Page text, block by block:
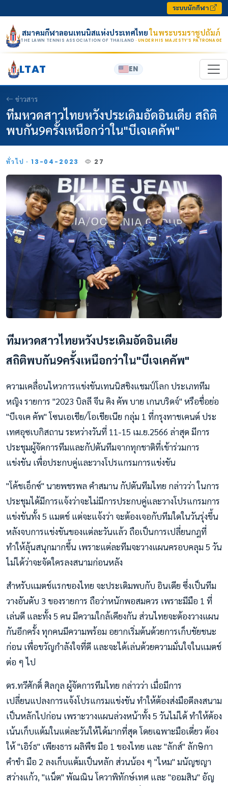
ระบบนักกีฬา
สมาคมกีฬาลอนเทนนิสแห่งประเทศไทยในพระบรมราชูปถัมภ์
THE LAWN TENNIS ASSOCIATION OF THAILAND · UNDER HIS MAJESTY’S PATRONAGE
LTAT EN
ข่าวสาร
ทีมหวดสาวไทยหวังประเดิมอัดอินเดีย สถิติ
พบกัน9ครั้งเหนือกว่าใน"บีเจเคคัพ"
ทั่วไป · 13-04-2023 27
ทีมหวดสาวไทยหวังประเดิมอัดอินเดีย
สถิติพบกัน9ครั้งเหนือกว่าใน"บีเจเคคัพ"
ความเคลื่อนไหวการแข่งขันเทนนิสชิงแชมป์โลก ประเภททีม
หญิง รายการ "2023 บิลลี จีน คิง คัพ บาย เกนบริดจ์" หรือชื่อย่อ
"บีเจเค คัพ" โซนเอเชีย/โอเชียเนีย กลุ่ม 1 ที่กรุงทาชเคนต์ ประ
เทศอุซเบกิสถาน ระหว่างวันที่ 11-15 เม.ย.2566 ล่าสุด มีการ
ประชุมผู้จัดการทีมและกัปตันทีมจากทุกชาติที่เข้าร่วมการ
แข่งขัน เพื่อประกบคู่และวางโปรแกรมการแข่งขัน
"โค้ชเอ็กซ์" นายพชรพล คำสมาน กัปตันทีมไทย กล่าวว่า ในการ
ประชุมได้มีการแจ้งว่าจะไม่มีการประกบคู่และวางโปรแกรมการ
แข่งขันทั้ง 5 แมตช์ แต่จะแจ้งว่า จะต้องเจอกับทีมใดในวันรุ่งขึ้น
หลังจบการแข่งขันของแต่ละวันแล้ว ถือเป็นการเปลี่ยนกฎที่
ทำให้ลุ้นสนุกมากขึ้น เพราะแต่ละทีมจะวางแผนครอบคลุม 5 วัน
ไม่ได้ว่าจะจัดใครลงสนามก่อนหลัง
สำหรับแมตช์แรกของไทย จะประเดิมพบกับ อินเดีย ซึ่งเป็นทีม
วางอันดับ 3 ของรายการ ถือว่าหนักพอสมควร เพราะมีมือ 1 ที่
เล่นดี และทั้ง 5 คน มีความใกล้เคียงกัน ส่วนไทยจะต้องวางแผน
กันอีกครั้ง ทุกคนมีความพร้อม อยากเริ่มต้นด้วยการเก็บชัยชนะ
ก่อน เพื่อขวัญกำลังใจที่ดี และจะได้เล่นด้วยความมั่นใจในแมตช์
ต่อ ๆ ไป
ดร.ทวีศักดิ์ ศิลกุล ผู้จัดการทีมไทย กล่าวว่า เมื่อมีการ
เปลี่ยนแปลงการแจ้งโปรแกรมแข่งขัน ทำให้ต้องส่งมือดีลงสนาม
เป็นหลักไปก่อน เพราะวางแผนล่วงหน้าทั้ง 5 วันไม่ได้ ทำให้ต้อง
เน้นเก็บแต้มในแต่ละวันให้ได้มากที่สุด โดยเฉพาะมือเดี่ยว ต้อง
ให้ "เอิร์ธ" เพียงธาร ผลิพืช มือ 1 ของไทย และ "ลักส์" ลักษิกา
คำขำ มือ 2 ลงเก็บแต้มเป็นหลัก ส่วนน้อง ๆ "ไหม" มนัญชญา
สว่างแก้ว, "แน็ต" พัณณิน โควาพิทักษ์เทศ และ "ออมสิน" อัญ